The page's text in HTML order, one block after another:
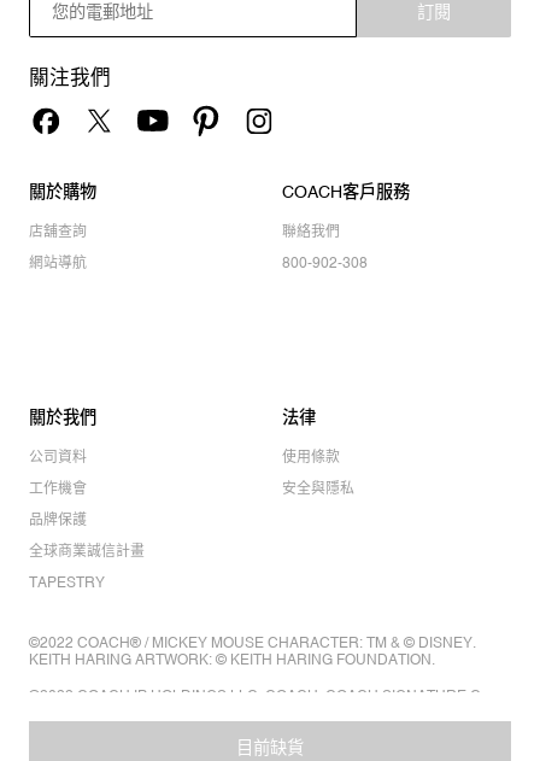
目前缺貨
訂閱
關注我們
關於購物
店舖查詢
網站導航
COACH客戶服務
聯絡我們
800-902-308
關於我們
公司資料
工作機會
品牌保護
全球商業誠信計畫
TAPESTRY
法律
使用條款
安全與隱私
©2022 COACH® / MICKEY MOUSE CHARACTER: TM & © DISNEY.
KEITH HARING ARTWORK: © KEITH HARING FOUNDATION.
©2022 COACH IP HOLDINGS LLC. COACH, COACH SIGNATURE C